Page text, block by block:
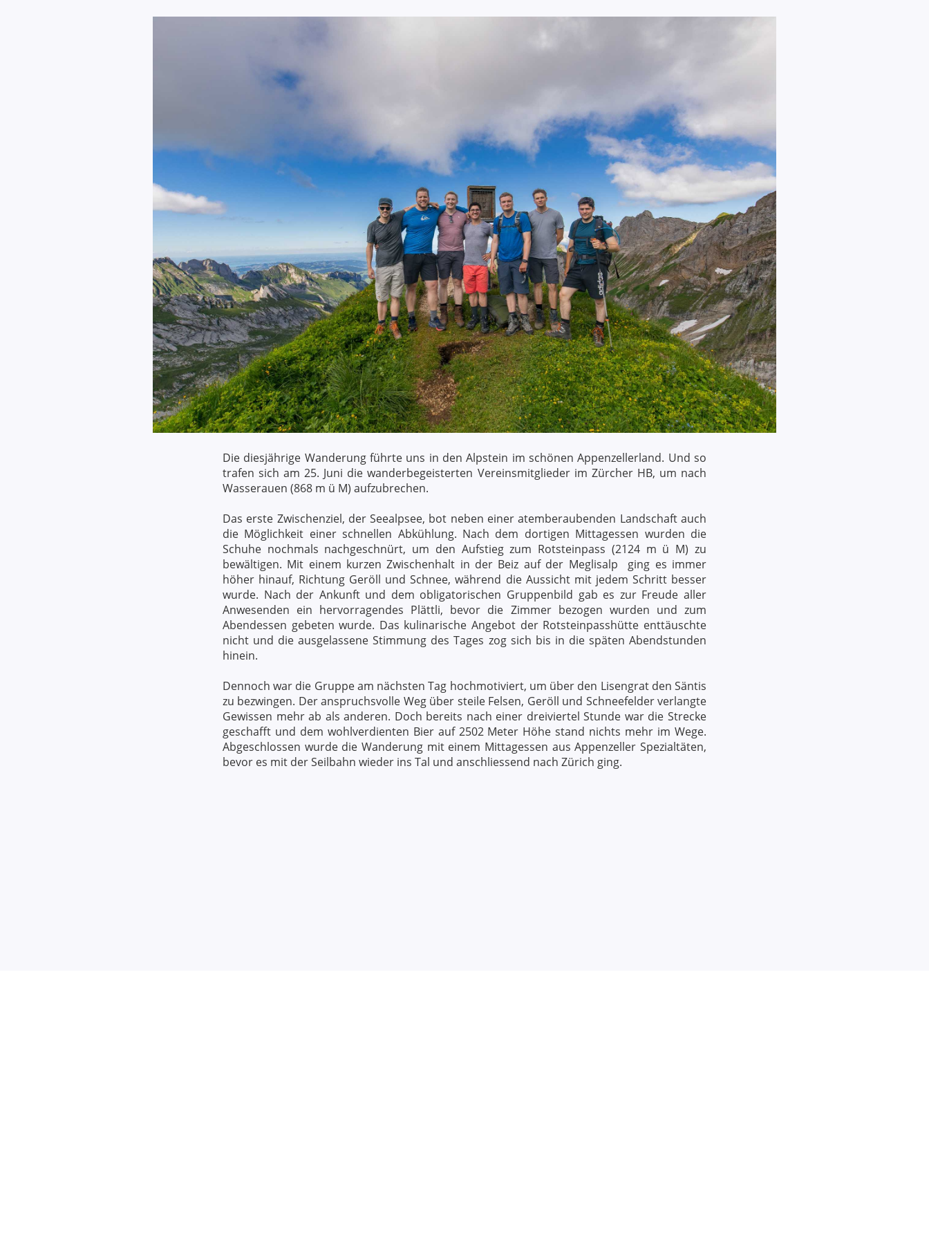
Die diesjährige Wanderung führte uns in den Alpstein im schönen Appenzellerland. Und so
trafen sich am 25. Juni die wanderbegeisterten Vereinsmitglieder im Zürcher HB, um nach
Wasserauen (868 m ü M) aufzubrechen.
Das erste Zwischenziel, der Seealpsee, bot neben einer atemberaubenden Landschaft auch
die Möglichkeit einer schnellen Abkühlung. Nach dem dortigen Mittagessen wurden die
Schuhe nochmals nachgeschnürt, um den Aufstieg zum Rotsteinpass (2124 m ü M) zu
bewältigen. Mit einem kurzen Zwischenhalt in der Beiz auf der Meglisalp ging es immer
höher hinauf, Richtung Geröll und Schnee, während die Aussicht mit jedem Schritt besser
wurde. Nach der Ankunft und dem obligatorischen Gruppenbild gab es zur Freude aller
Anwesenden ein hervorragendes Plättli, bevor die Zimmer bezogen wurden und zum
Abendessen gebeten wurde. Das kulinarische Angebot der Rotsteinpasshütte enttäuschte
nicht und die ausgelassene Stimmung des Tages zog sich bis in die späten Abendstunden
hinein.
Dennoch war die Gruppe am nächsten Tag hochmotiviert, um über den Lisengrat den Säntis
zu bezwingen. Der anspruchsvolle Weg über steile Felsen, Geröll und Schneefelder verlangte
Gewissen mehr ab als anderen. Doch bereits nach einer dreiviertel Stunde war die Strecke
geschafft und dem wohlverdienten Bier auf 2502 Meter Höhe stand nichts mehr im Wege.
Abgeschlossen wurde die Wanderung mit einem Mittagessen aus Appenzeller Spezialtäten,
bevor es mit der Seilbahn wieder ins Tal und anschliessend nach Zürich ging.